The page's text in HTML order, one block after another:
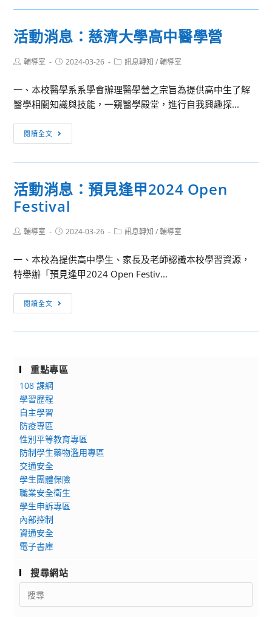
夏
你
來
的
機
轉
文
外
大
學
入
攻
略
動
活動消息：慈濟大學高中醫學營
Post輔導室
Post2024-03-26
Post訊息轉知 / 輔導室
一、本校醫學系系學會辦理醫學營之宗旨為提供高中生了解
醫學相關知識與技能，一窺醫學殿堂，進行自我興趣探...
閱讀全文
動
消
慈
學
中
醫
學
活動消息：預見逢甲2024 Open
Festival
Post輔導室
Post2024-03-26
Post訊息轉知 / 輔導室
一、本校為提供高中學生、家長及老師認識本校學習資源，
特舉辦「預見逢甲2024 Open Festiv...
閱讀全文
動
消
Festival
重點專區
108 課綱
學習歷程
自主學習
防疫專區
性別平等教育專區
防制學生藥物濫用專區
交通安全
學生團體保險
職業安全衛生
學生申訴專區
內部控制
資通安全
電子書庫
搜尋網站
Search
for: